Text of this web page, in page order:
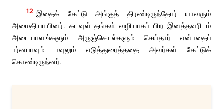
12 இதைக் கேட்டு அங்குத் திரண்டிருந்தோர் யாவரும்
அமைதியாயினர். கடவுள் தங்கள் வழியாகப் பிற இனத்தவரிடம்
அடையாளங்களும் அருஞ்செயல்களும் செய்தார் என்பதைப்
பர்னபாவும் பவுலும் எடுத்துரைத்ததை அவர்கள் கேட்டுக்
கொண்டிருந்னர்.